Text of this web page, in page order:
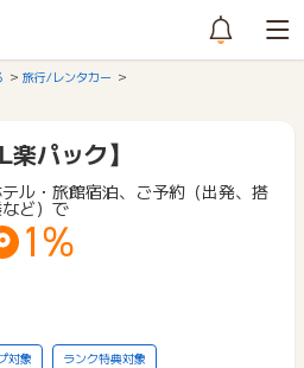
旅行/レンタカー
パック】
ル・旅館宿泊、ご予約（出発、搭
ど）で
1%
対象 ランク特典対象